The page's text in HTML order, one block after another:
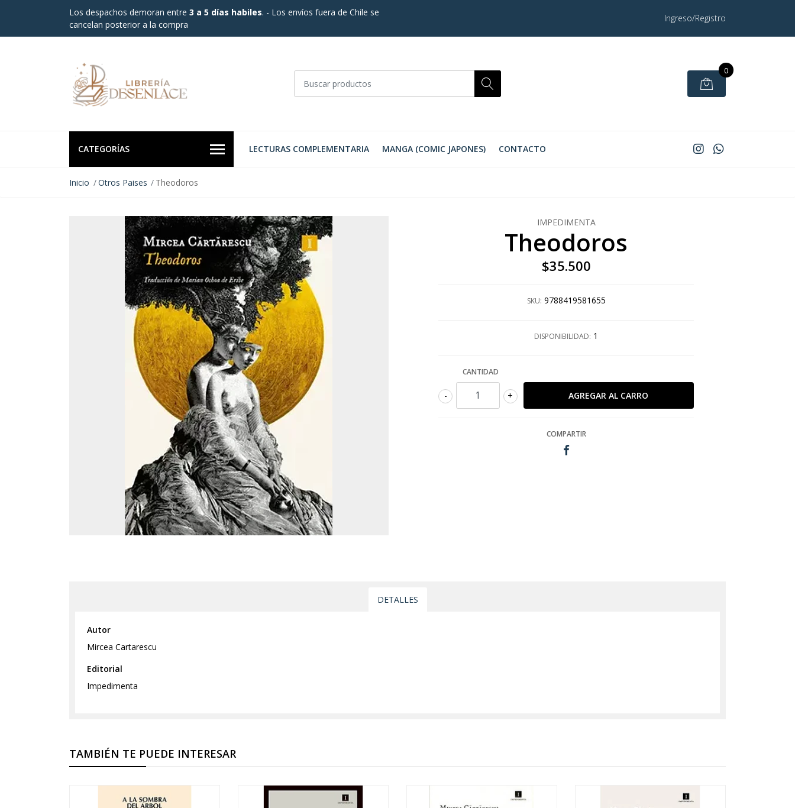
Los despachos demoran entre 3 a 5 días habiles. - Los envíos fuera de Chile se
cancelan posterior a la compra
Ingreso/Registro
0
CATEGORÍAS LECTURAS COMPLEMENTARIA MANGA (COMIC JAPONES) CONTACTO
Inicio Otros Paises Theodoros
IMPEDIMENTA
Theodoros
$35.500
SKU: 9788419581655
DISPONIBILIDAD: 1
CANTIDAD
+
-
COMPARTIR
DETALLES
Autor
Mircea Cartarescu
Editorial
Impedimenta
TAMBIÉN TE PUEDE INTERESAR